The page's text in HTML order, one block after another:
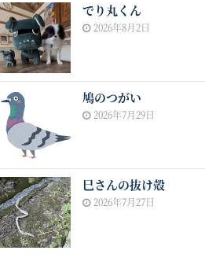
でり丸くん
2026年8月2日
鳩のつがい
2026年7月29日
巳さんの抜け殻
2026年7月27日